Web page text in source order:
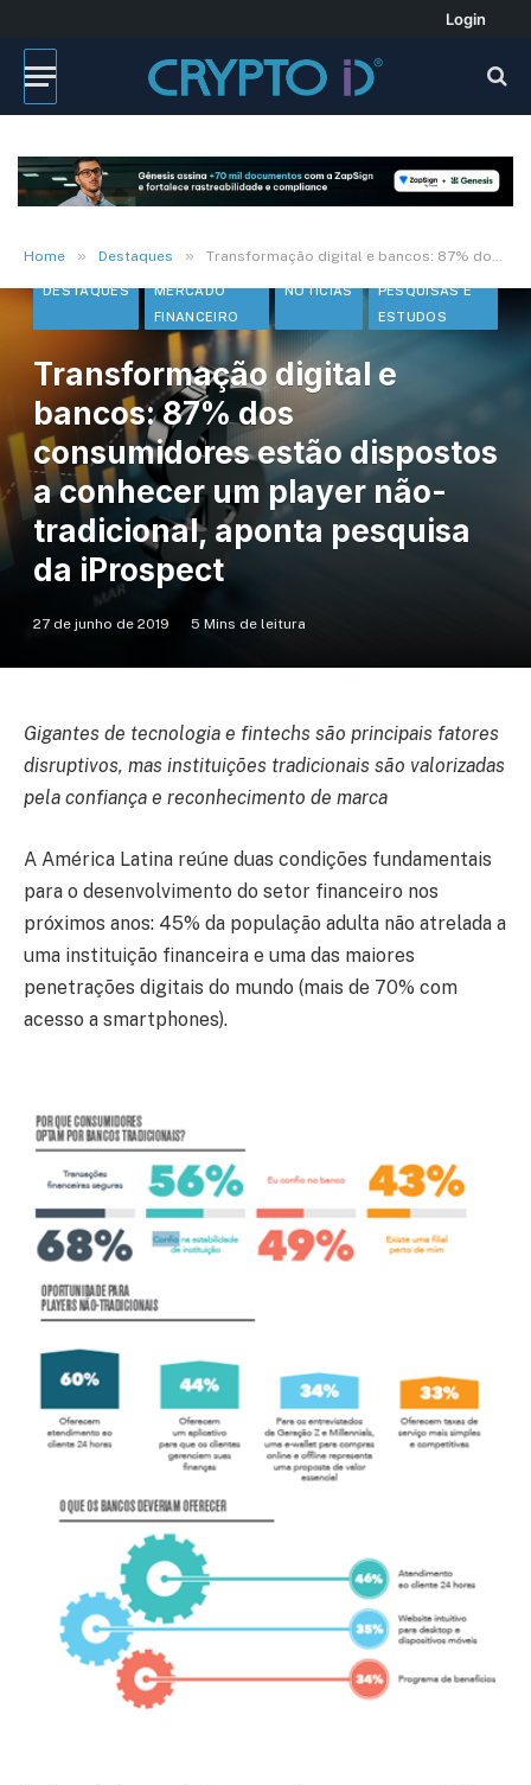
Login
Home » Destaques » Transformação digital e bancos: 87% dos consumidores estão dispostos a conhecer um player não-tradicional, aponta pesquisa da iProspect
DESTAQUES
MERCADO
FINANCEIRO
NOTÍCIAS
PESQUISAS E
ESTUDOS
Transformação digital e
bancos: 87% dos
consumidores estão dispostos
a conhecer um player não-
tradicional, aponta pesquisa
da iProspect
27 de junho de 2019 5 Mins de leitura
Gigantes de tecnologia e fintechs são principais fatores
disruptivos, mas instituições tradicionais são valorizadas
pela confiança e reconhecimento de marca
A América Latina reúne duas condições fundamentais
para o desenvolvimento do setor financeiro nos
próximos anos: 45% da população adulta não atrelada a
uma instituição financeira e uma das maiores
penetrações digitais do mundo (mais de 70% com
acesso a smartphones).